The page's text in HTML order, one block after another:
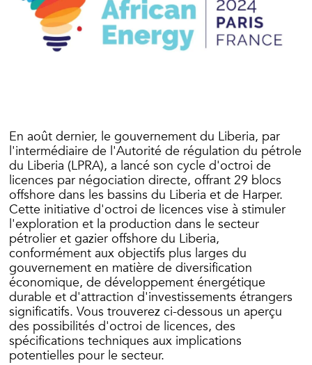
En août dernier, le gouvernement du Liberia, par
l'intermédiaire de l'Autorité de régulation du pétrole
du Liberia (LPRA), a lancé son cycle d'octroi de
licences par négociation directe, offrant 29 blocs
offshore dans les bassins du Liberia et de Harper.
Cette initiative d'octroi de licences vise à stimuler
l'exploration et la production dans le secteur
pétrolier et gazier offshore du Liberia,
conformément aux objectifs plus larges du
gouvernement en matière de diversification
économique, de développement énergétique
durable et d'attraction d'investissements étrangers
significatifs. Vous trouverez ci-dessous un aperçu
des possibilités d'octroi de licences, des
spécifications techniques aux implications
potentielles pour le secteur.